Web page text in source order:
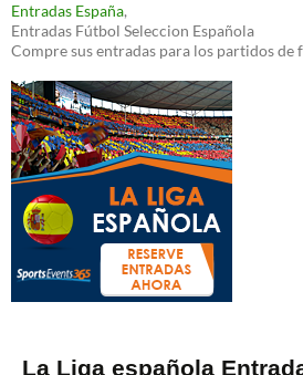
Entradas España,
Entradas Fútbol Seleccion Española
Compre sus entradas para los partidos de